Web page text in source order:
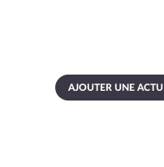
AJOUTER UNE ACTU